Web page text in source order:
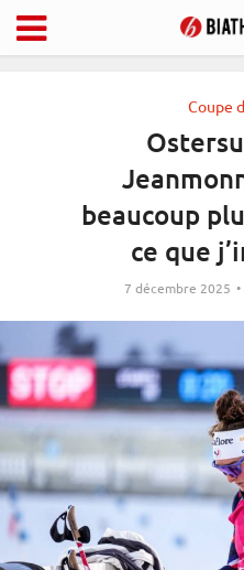
Coupe
beaucoup
ce que
7 décembre 2025